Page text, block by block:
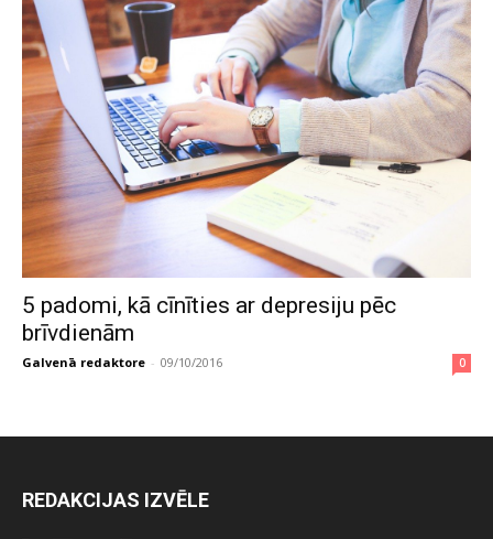
5 padomi, kā cīnīties ar depresiju pēc
brīvdienām
Galvenā redaktore - 09/10/2016 0
REDAKCIJAS IZVĒLE